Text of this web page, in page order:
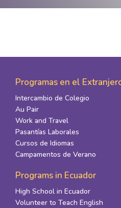
Programas en el
Intercambio de Colegio
Au Pair
Work and Travel
Pasantías Laborales
Cursos de Idiomas
Campamentos de Verano
Programs in Ecuador
High School in Ecuador
Volunteer to Teach English